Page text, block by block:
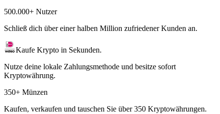
500.000+ Nutzer
Schließ dich über einer halben Million zufriedener Kunden an.
Kaufe Krypto in Sekunden.
Nutze deine lokale Zahlungsmethode und besitze sofort
Kryptowährung.
350+ Münzen
Kaufen, verkaufen und tauschen Sie über 350 Kryptowährungen.